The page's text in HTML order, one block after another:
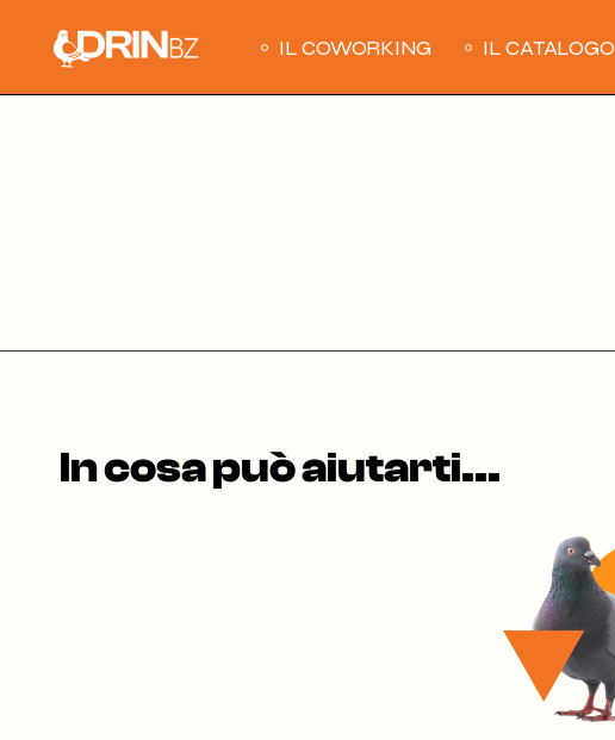
content
IL COWORKING IL CATALOGO
In cosa può aiutarti...